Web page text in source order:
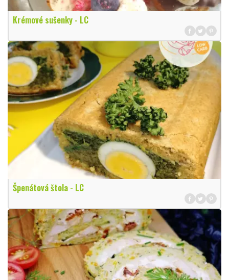
Krémové sušenky - LC
Špenátová štola - LC